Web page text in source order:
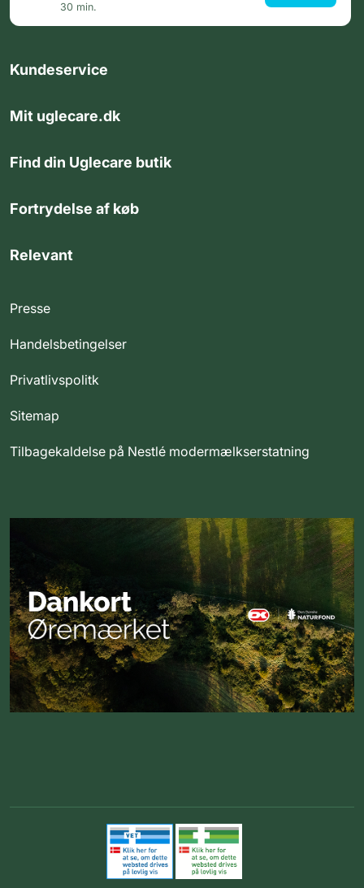
30 min.
Kundeservice
Mit uglecare.dk
Find din Uglecare butik
Fortrydelse af køb
Relevant
Presse
Handelsbetingelser
Privatlivspolitk
Sitemap
Tilbagekaldelse på Nestlé modermælkserstatning